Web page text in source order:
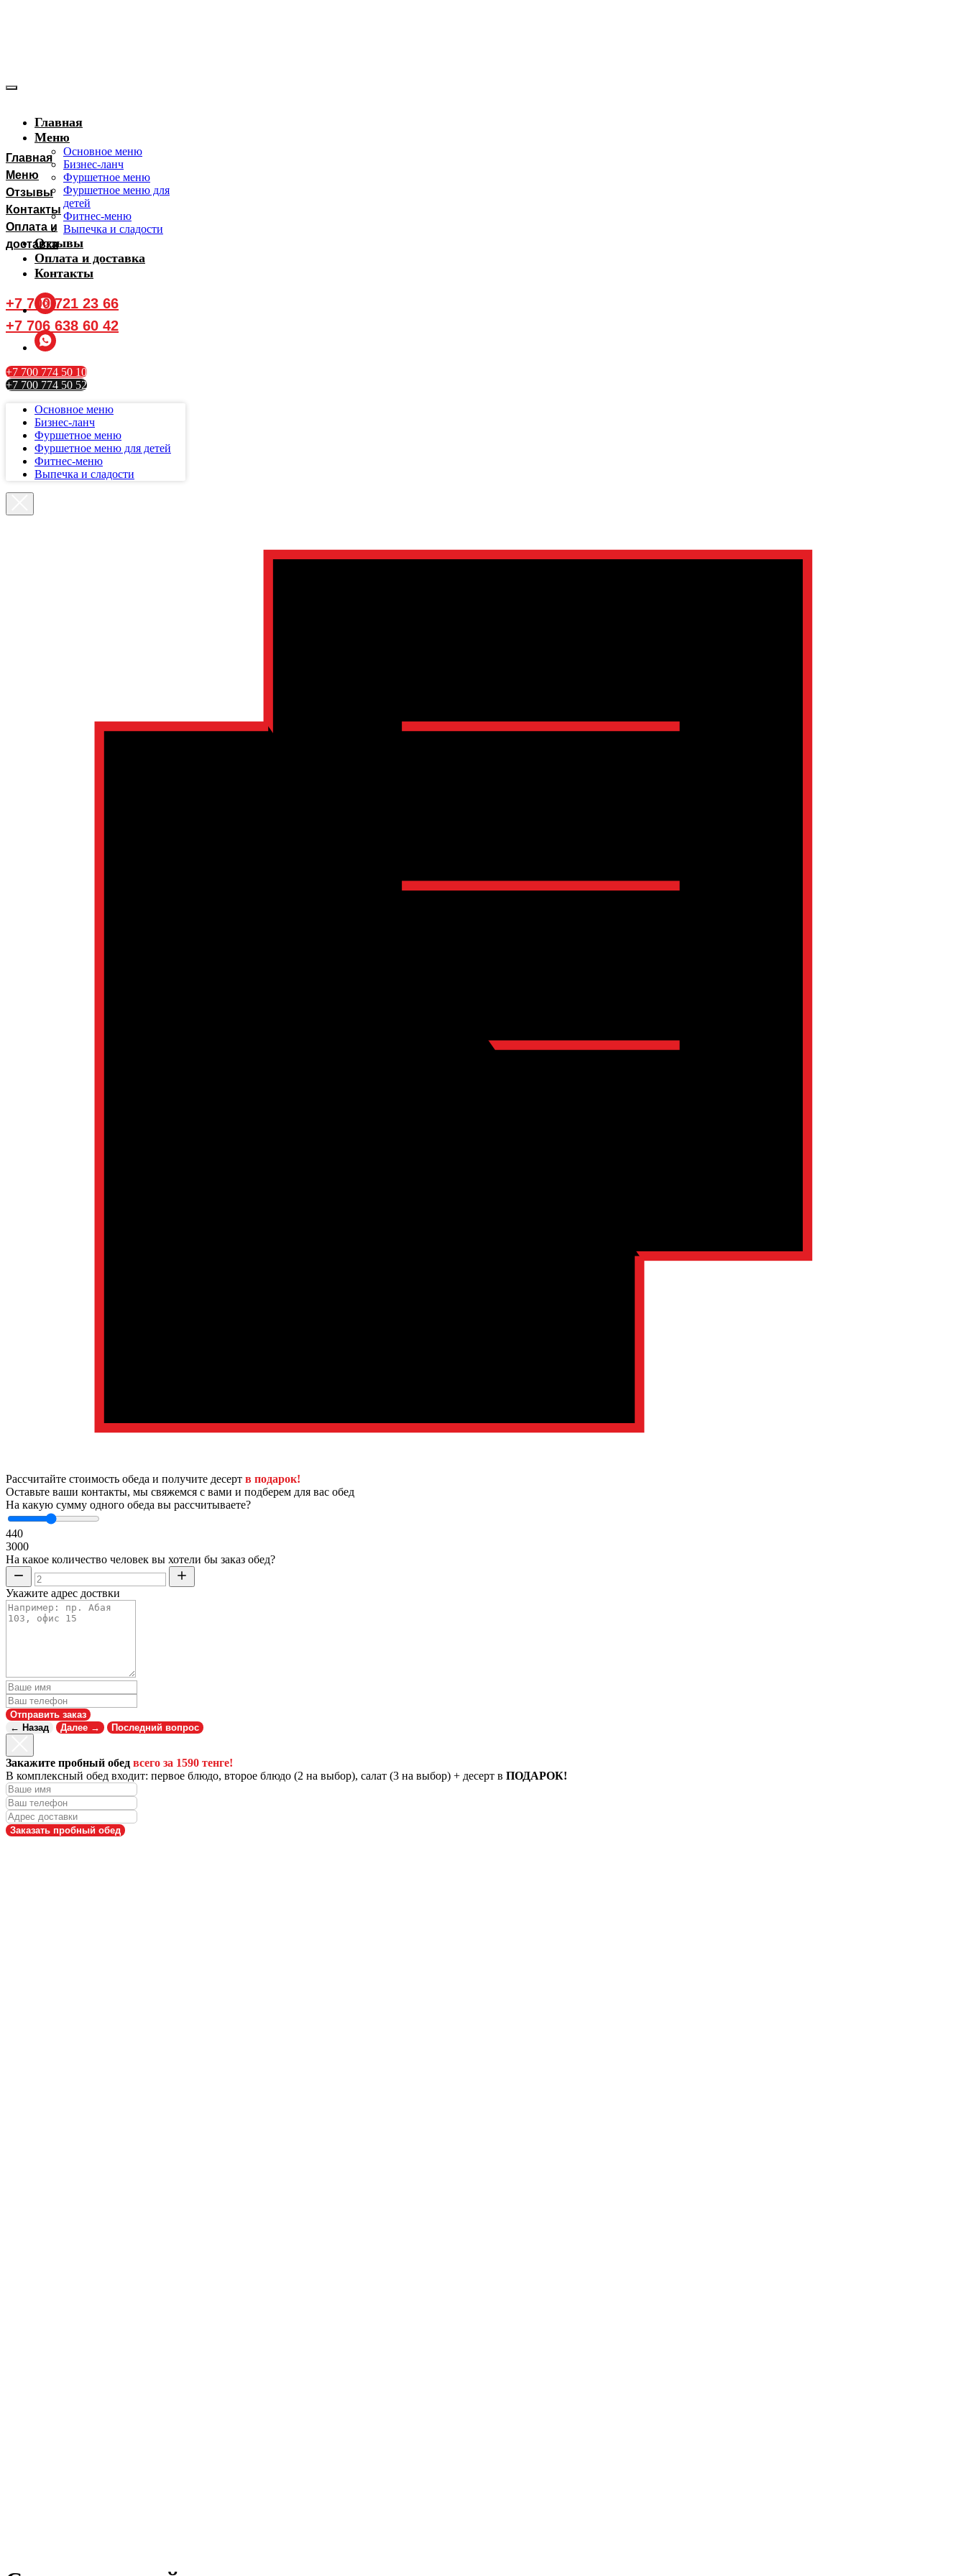
Главная
Меню
Отзывы
Контакты
Оплата и
доставка
+7 700 721 23 66
+7 706 638 60 42
Главная
Меню
Основное меню
Бизнес-ланч
Фуршетное меню
Фуршетное меню для
детей
Фитнес-меню
Выпечка и сладости
Отзывы
Оплата и доставка
Контакты
+7 700 774 50 10
+7 700 774 50 52
Основное меню
Бизнес-ланч
Фуршетное меню
Фуршетное меню для детей
Фитнес-меню
Выпечка и сладости
Рассчитайте стоимость обеда и получите десерт в подарок!
Оставьте ваши контакты, мы свяжемся с вами и подберем для вас обед
На какую сумму одного обеда вы рассчитываете?
440
3000
На какое количество человек вы хотели бы заказ обед?
Укажите адрес доствки
Отправить заказ
← Назад
Далее → Последний вопрос
Закажите пробный обед всего за 1590 тенге!
В комплексный обед входит: первое блюдо, второе блюдо (2 на выбор), салат (3 на выбор) + десерт в ПОДАРОК!
Заказать пробный обед